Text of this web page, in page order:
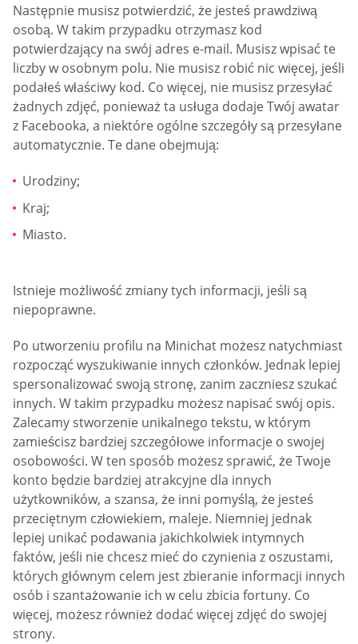
Następnie musisz potwierdzić, że jesteś prawdziwą
osobą. W takim przypadku otrzymasz kod
potwierdzający na swój adres e-mail. Musisz wpisać te
liczby w osobnym polu. Nie musisz robić nic więcej, jeśli
podałeś właściwy kod. Co więcej, nie musisz przesyłać
żadnych zdjęć, ponieważ ta usługa dodaje Twój awatar
z Facebooka, a niektóre ogólne szczegóły są przesyłane
automatycznie. Te dane obejmują:
Urodziny;
Kraj;
Miasto.
Istnieje możliwość zmiany tych informacji, jeśli są
niepoprawne.
Po utworzeniu profilu na Minichat możesz natychmiast
rozpocząć wyszukiwanie innych członków. Jednak lepiej
spersonalizować swoją stronę, zanim zaczniesz szukać
innych. W takim przypadku możesz napisać swój opis.
Zalecamy stworzenie unikalnego tekstu, w którym
zamieścisz bardziej szczegółowe informacje o swojej
osobowości. W ten sposób możesz sprawić, że Twoje
konto będzie bardziej atrakcyjne dla innych
użytkowników, a szansa, że inni pomyślą, że jesteś
przeciętnym człowiekiem, maleje. Niemniej jednak
lepiej unikać podawania jakichkolwiek intymnych
faktów, jeśli nie chcesz mieć do czynienia z oszustami,
których głównym celem jest zbieranie informacji innych
osób i szantażowanie ich w celu zbicia fortuny. Co
więcej, możesz również dodać więcej zdjęć do swojej
strony.